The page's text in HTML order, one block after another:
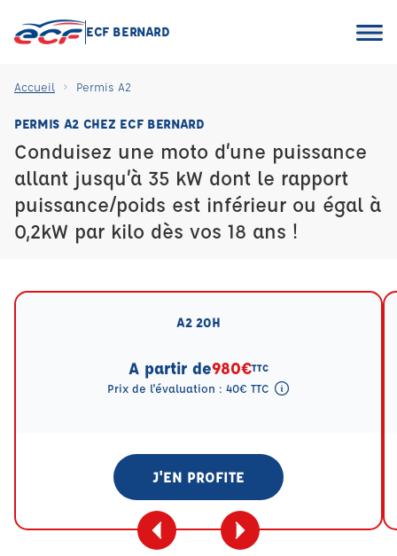
ECF BERNARD
Accueil Permis A2
PERMIS A2 CHEZ ECF BERNARD
Conduisez une moto d’une puissance
allant jusqu’à 35 kW dont le rapport
puissance/poids est inférieur ou égal à
0,2kW par kilo dès vos 18 ans !
A2 20H
A partir de980€TTC
Prix de l'évaluation : 40€ TTC
J'EN PROFITE